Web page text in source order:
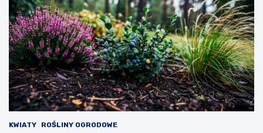
KWIATY ROŚLINY OGRODOWE